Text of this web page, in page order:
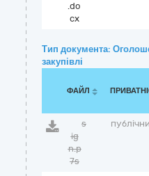
.do
cx
Тип документа:
закупівлі
ФАЙЛ
s
ig
n.p
7s